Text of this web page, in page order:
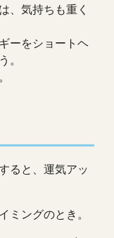
、気持ちも重く
ーをショートヘ
。
ると、運気アッ
ミングのとき。